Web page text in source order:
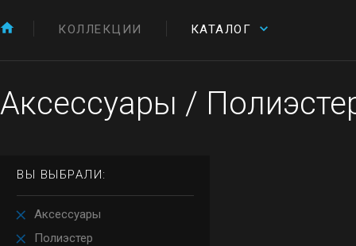
КОЛЛЕКЦИИ КАТАЛОГ
Аксессуары /
ВЫ ВЫБРАЛИ:
Аксессуары
Полиэстер